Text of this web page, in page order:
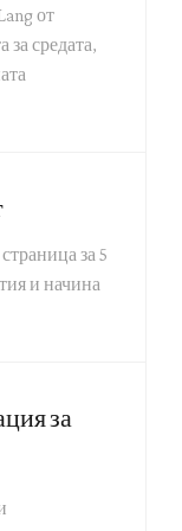
от
за средата,
за 5
и начина
за